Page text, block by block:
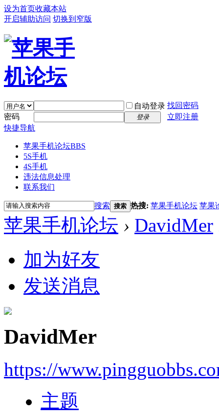
设为首页收藏本站
开启辅助访问 切换到窄版
自动登录 找回密码
密码
登录
立即注册
快捷导航
苹果手机论坛BBS
5S手机
4S手机
违法信息处理
联系我们
搜索 搜索 热搜: 苹果手机论坛 苹果
苹果手机论坛 › DavidMer
加为好友
发送消息
DavidMer
https://
主题